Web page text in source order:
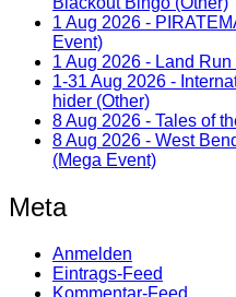
1 Aug 2026 -
Event)
1 Aug 2026 - Land
1-31 Aug 2026 -
hider (Other)
8 Aug 2026 - Tales of
8 Aug 2026 - West
(Mega Event)
Meta
Anmelden
Eintrags-Feed
Kommentar-Feed